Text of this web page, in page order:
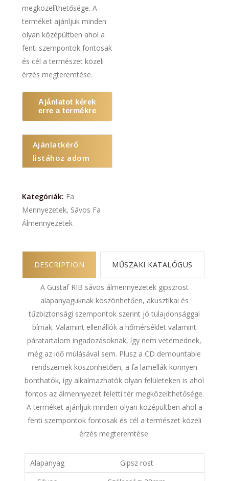
megközelíthetősége. A
terméket ajánljuk minden
olyan középültben ahol a
fenti szempontok fontosak
és cél a természet közeli
érzés megteremtése.
Ajánlatot kérek
erre a termékre
Ajánlatkérő
listához adom
Kategóriák: Fa
Mennyezetek, Sávos Fa
Álmennyezetek
DESCRIPTION MŰSZAKI KATALÓGUS
A Gustaf RIB sávos álmennyezetek gipszrost
alapanyaguknak köszönhetően, akusztikai és
tűzbiztonsági szempontok szerint jó tulajdonsággal
bírnak. Valamint ellenállók a hőmérséklet valamint
páratartalom ingadozásoknak, így nem vetemednek,
még az idő múlásával sem. Plusz a CD demountable
rendszernek köszönhetően, a fa lamellák könnyen
bonthatók, így alkalmazhatók olyan felületeken is ahol
fontos az álmennyezet feletti tér megközelíthetősége.
A terméket ajánljuk minden olyan középültben ahol a
fenti szempontok fontosak és cél a természet közeli
érzés megteremtése.
Alapanyag
Gipsz rost